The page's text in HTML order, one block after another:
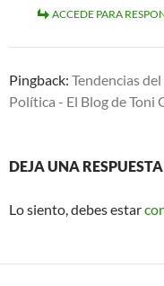
ACCEDE PARA
Pingback: Tendencias
Política - El Blog de Toni
DEJA UNA RESPUESTA
Lo siento, debes estar